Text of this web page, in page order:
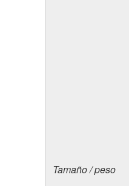
Tamaño / peso